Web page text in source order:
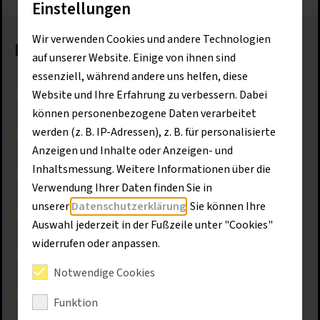
Das macht uns besonders:
30 Tage Urlaub
Urlaubs- und Weihnachtsgeld
Kundendienstwagen
Betriebliche Altersvorsorge
Corporate Benefits
Einstellungen
Wir verwenden Cookies und andere Technologien
auf unserer Website. Einige von ihnen sind
essenziell, während andere uns helfen, diese
Website und Ihre Erfahrung zu verbessern. Dabei
können personenbezogene Daten verarbeitet
werden (z. B. IP-Adressen), z. B. für personalisierte
Anzeigen und Inhalte oder Anzeigen- und
Inhaltsmessung. Weitere Informationen über die
Verwendung Ihrer Daten finden Sie in
unsererDatenschutzerklärung . Sie können Ihre
Auswahl jederzeit in der Fußzeile unter "Cookies"
widerrufen oder anpassen.
Notwendige Cookies
Funktion